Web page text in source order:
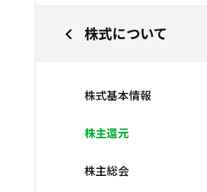
株式について
株式基本情報
株主還元
株主総会